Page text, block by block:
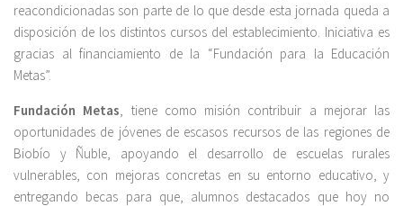
reacondicionadas son parte de lo que desde esta jornada queda a
disposición de los distintos cursos del establecimiento. Iniciativa es
gracias al financiamiento de la “Fundación para la Educación
Metas”.
Fundación Metas , tiene como misión contribuir a mejorar las
oportunidades de jóvenes de escasos recursos de las regiones de
Biobío y Ñuble, apoyando el desarrollo de escuelas rurales
vulnerables, con mejoras concretas en su entorno educativo, y
entregando becas para que, alumnos destacados que hoy no